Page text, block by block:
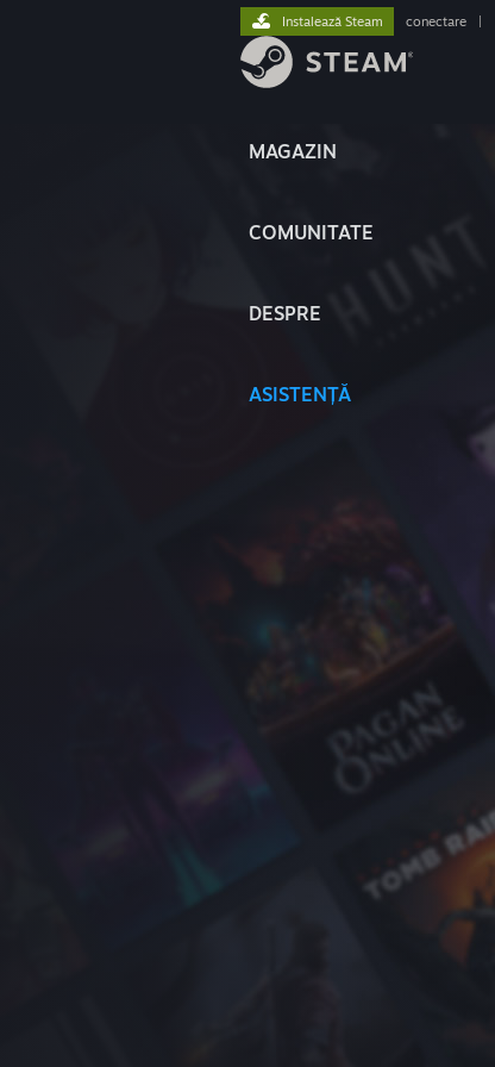
MAGAZIN
COMUNITATE
DESPRE
ASISTENȚĂ
Instalează Steam conectare